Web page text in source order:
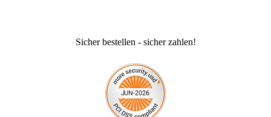
Sicher bestellen - sicher zahlen!